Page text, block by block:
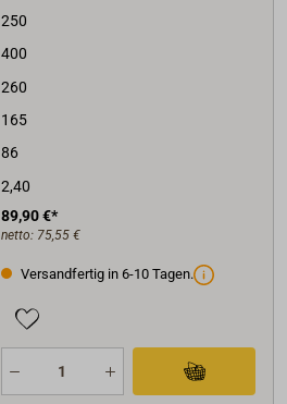
250
400
260
165
86
2,40
89,90 €*
netto: 75,55 €
Versandfertig in 6-10 Tagen.